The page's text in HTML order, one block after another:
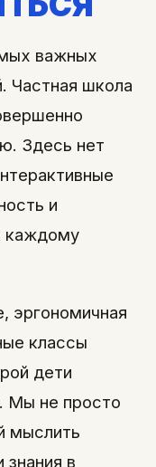
важных
Частная школа
Здесь нет
и
каждому
эргономичная
классы
дети
Мы не просто
мыслить
знания в